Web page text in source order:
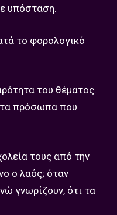
υπόσταση.
το φορολογικό
του θέματος.
τα πρόσωπα που
τους από την
ο λαός; όταν
γνωρίζουν, ότι τα